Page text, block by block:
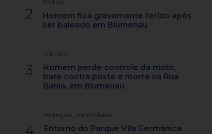
2
Polícia
Homem fica gravemente ferido após
ser baleado em Blumenau
3
Trânsito
Homem perde controle da moto,
bate contra poste e morre na Rua
Bahia, em Blumenau
4
Atenção, motoristas
Entorno do Parque Vila Germânica